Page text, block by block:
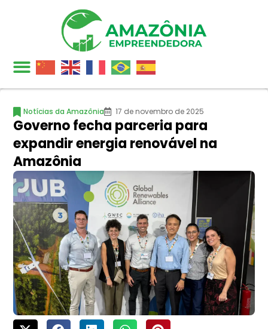
Notícias da Amazônia 17 de novembro de 2025
Governo fecha parceria para
expandir energia renovável na
Amazônia